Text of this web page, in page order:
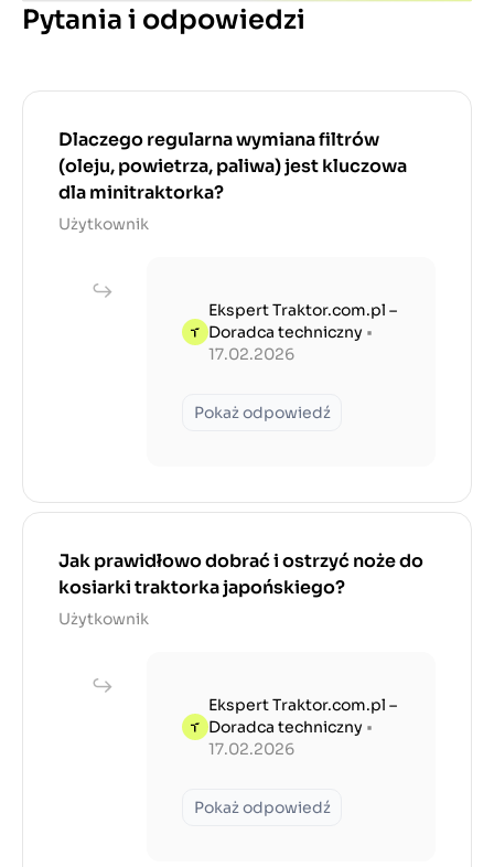
Pytania i odpowiedzi
Dlaczego regularna wymiana filtrów
(oleju, powietrza, paliwa) jest kluczowa
dla minitraktorka?
Użytkownik
Ekspert Traktor.com.pl –
Doradca techniczny •
17.02.2026
Pokaż odpowiedź
Jak prawidłowo dobrać i ostrzyć noże do
kosiarki traktorka japońskiego?
Użytkownik
Ekspert Traktor.com.pl –
Doradca techniczny •
17.02.2026
Pokaż odpowiedź